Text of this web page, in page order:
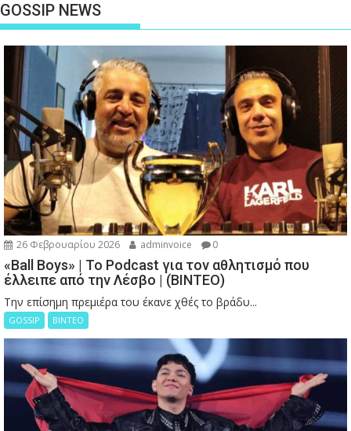
GOSSIP NEWS
26 Φεβρουαρίου 2026 adminvoice 0
«Ball Boys» | Το Podcast για τον αθλητισμό που
έλλειπε από την Λέσβο | (ΒΙΝΤΕΟ)
Την επίσημη πρεμιέρα του έκανε χθές το βράδυ...
GOSSIP ΒΙΝΤΕΟ